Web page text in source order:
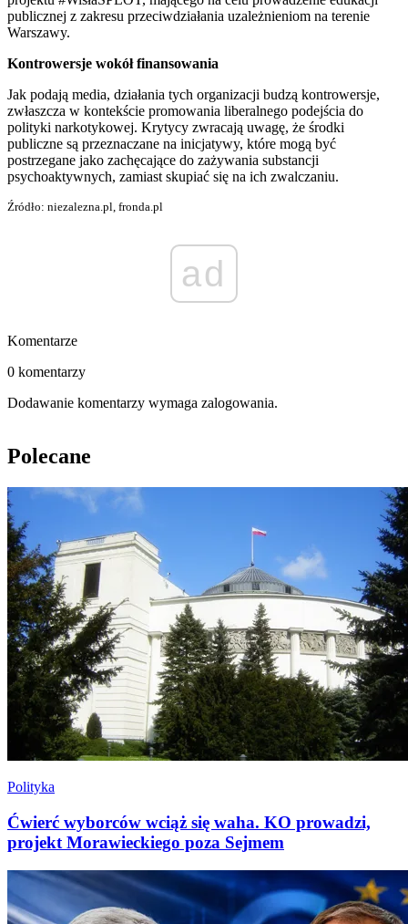
publicznej z zakresu przeciwdziałania uzależnieniom na terenie
Warszawy.
Kontrowersje wokół finansowania
Jak podają media, działania tych organizacji budzą kontrowersje,
zwłaszcza w kontekście promowania liberalnego podejścia do
polityki narkotykowej. Krytycy zwracają uwagę, że środki
publiczne są przeznaczane na inicjatywy, które mogą być
postrzegane jako zachęcające do zażywania substancji
psychoaktywnych, zamiast skupiać się na ich zwalczaniu.
Źródło: niezalezna.pl, fronda.pl
ad
Komentarze
0 komentarzy
Dodawanie komentarzy wymaga zalogowania.
Polecane
Polityka
Ćwierć wyborców wciąż się waha. KO prowadzi,
projekt Morawieckiego poza Sejmem